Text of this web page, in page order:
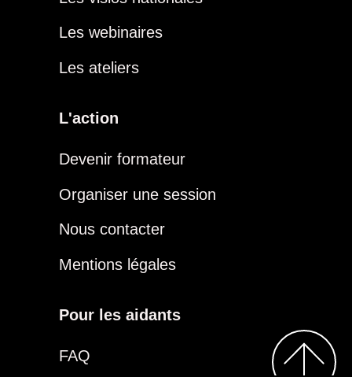
Les webinaires
Les ateliers
L'action
Devenir formateur
Organiser une session
Nous contacter
Mentions légales
Pour les aidants
FAQ